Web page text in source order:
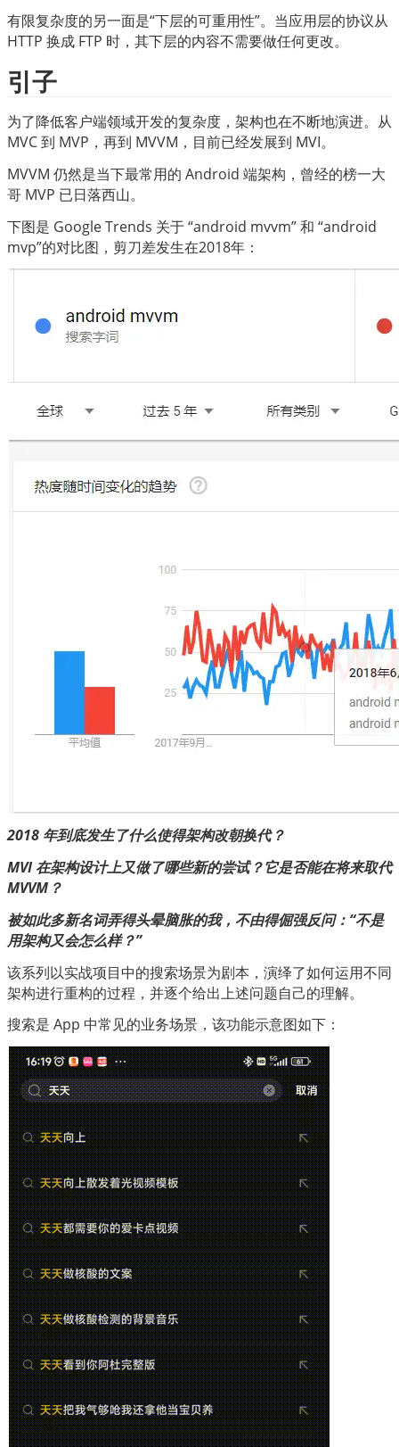
有限复杂度的另一面是“下层的可重用性”。当应用层的协议从
HTTP 换成 FTP 时，其下层的内容不需要做任何更改。
引子
为了降低客户端领域开发的复杂度，架构也在不断地演进。从
MVC 到 MVP，再到 MVVM，目前已经发展到 MVI。
MVVM 仍然是当下最常用的 Android 端架构，曾经的榜一大
哥 MVP 已日落西山。
下图是 Google Trends 关于 “android mvvm” 和 “android
mvp”的对比图，剪刀差发生在2018年：
2018 年到底发生了什么使得架构改朝换代？
MVI 在架构设计上又做了哪些新的尝试？它是否能在将来取代
MVVM？
被如此多新名词弄得头晕脑胀的我，不由得倔强反问：“不是
用架构又会怎么样？”
该系列以实战项目中的搜索场景为剧本，演绎了如何运用不同
架构进行重构的过程，并逐个给出上述问题自己的理解。
搜索是 App 中常见的业务场景，该功能示意图如下：